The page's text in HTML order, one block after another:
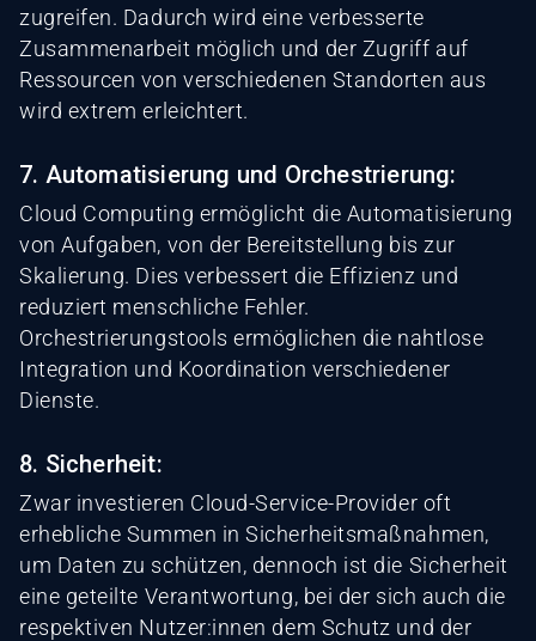
zugreifen. Dadurch wird eine verbesserte
Zusammenarbeit möglich und der Zugriff auf
Ressourcen von verschiedenen Standorten aus
wird extrem erleichtert.
7. Automatisierung und Orchestrierung:
Cloud Computing ermöglicht die Automatisierung
von Aufgaben, von der Bereitstellung bis zur
Skalierung. Dies verbessert die Effizienz und
reduziert menschliche Fehler.
Orchestrierungstools ermöglichen die nahtlose
Integration und Koordination verschiedener
Dienste.
8. Sicherheit:
Zwar investieren Cloud-Service-Provider oft
erhebliche Summen in Sicherheitsmaßnahmen,
um Daten zu schützen, dennoch ist die Sicherheit
eine geteilte Verantwortung, bei der sich auch die
respektiven Nutzer:innen dem Schutz und der